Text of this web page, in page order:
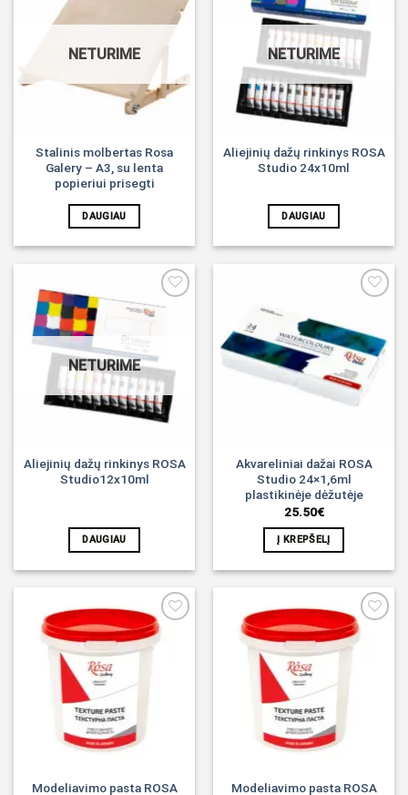
NETURIME
Stalinis molbertas Rosa
Galery – A3, su lenta
popieriui prisegti
DAUGIAU
Noriu!
NETURIME
Aliejinių dažų rinkinys ROSA
Studio 24x10ml
DAUGIAU
NETURIME
Aliejinių dažų rinkinys ROSA
Studio12x10ml
DAUGIAU
Noriu!
Akvareliniai dažai ROSA
Studio 24×1,6ml
plastikinėje dėžutėje
25.50€
Į KREPŠELĮ
Modeliavimo pasta ROSA
Modeliavimo pasta ROSA